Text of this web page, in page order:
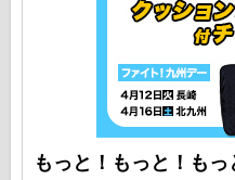
もっと！もっと！も